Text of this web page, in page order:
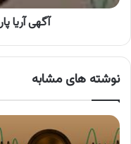
آگهی آریا
نوشته های مشابه